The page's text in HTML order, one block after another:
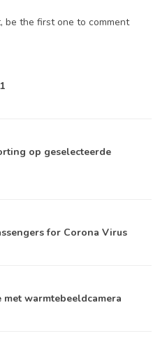
be the first one to comment
op geselecteerde
for Corona Virus
warmtebeeldcamera